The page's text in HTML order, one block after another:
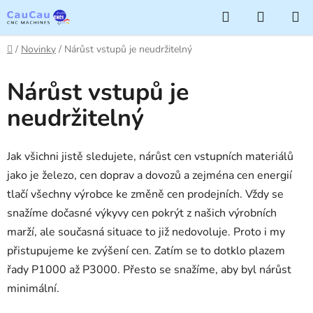
na
obsah
Hledat
KOŠÍK
Domů
/ Novinky / Nárůst vstupů je neudržitelný
Nárůst vstupů je
neudržitelný
Jak všichni jistě sledujete, nárůst cen vstupních materiálů
jako je železo, cen doprav a dovozů a zejména cen energií
tlačí všechny výrobce ke změně cen prodejních. Vždy se
snažíme dočasné výkyvy cen pokrýt z našich výrobních
marží, ale současná situace to již nedovoluje. Proto i my
přistupujeme ke zvýšení cen. Zatím se to dotklo plazem
řady P1000 až P3000. Přesto se snažíme, aby byl nárůst
minimální.